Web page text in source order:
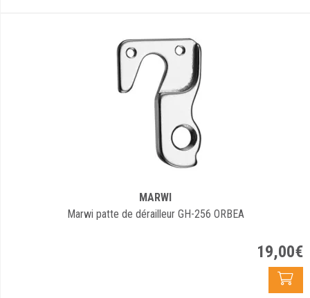
MARWI
Marwi patte de dérailleur GH-256 ORBEA
19,00€